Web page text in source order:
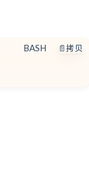
📄拷贝
BASH